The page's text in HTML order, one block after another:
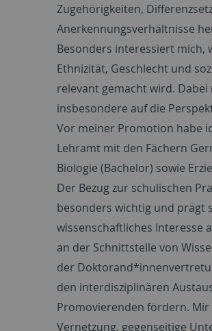
Zugehörigkeiten,
Anerkennungsverhältnisse
Besonders interessiert mich,
Ethnizität, Geschlecht und
relevant gemacht wird.
insbesondere auf die
Vor meiner Promotion habe
Lehramt mit den Fächern
Biologie (Bachelor) sowie
Der Bezug zur schulischen
besonders wichtig und prägt
wissenschaftliches Interesse
an der Schnittstelle von
der
den interdisziplinären
Promovierenden fördern. Mir
Vernetzung, gegenseitige